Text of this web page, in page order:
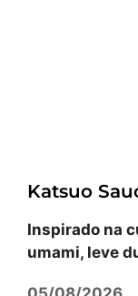
Katsuo
Inspirado na
umami, leve